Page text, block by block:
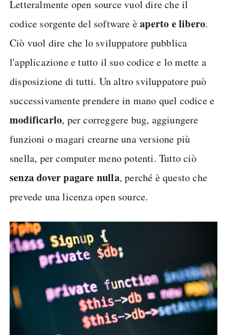
Letteralmente open source vuol dire che il
codice sorgente del software èaperto e libero.
Ciò vuol dire che lo sviluppatore pubblica
l'applicazione e tutto il suo codice e lo mette a
disposizione di tutti. Un altro sviluppatore può
successivamente prendere in mano quel codice e
modificarlo, per correggere bug, aggiungere
funzioni o magari crearne una versione più
snella, per computer meno potenti. Tutto ciò
senza dover pagare nulla, perché è questo che
prevede una licenza open source.